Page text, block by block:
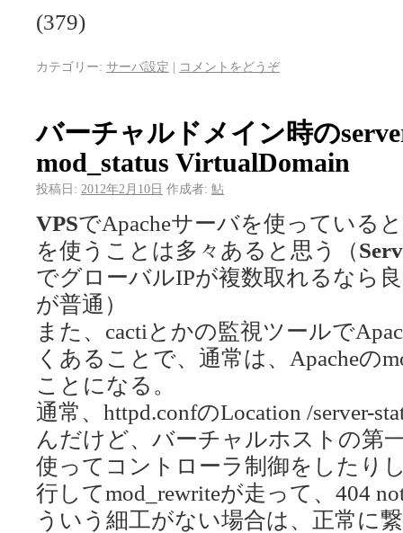
(379)
カテゴリー: サーバ設定 | コメントをどうぞ
バーチャルドメイン時の
mod_status VirtualDomain
投稿日: 2012年2月10日 作成者: 鮎
VPSでApacheサーバを使っている
を使うことは多々あると思う（
でグローバルIPが複数取れるなら
が普通）
また、cactiとかの監視ツールで
くあることで、通常は、Apacheの
ことになる。
通常、httpd.confのLocation /server-
んだけど、バーチャルホストの第
使ってコントローラ制御をしたり
行してmod_rewriteが走って、404
ういう細工がない場合は、正常に